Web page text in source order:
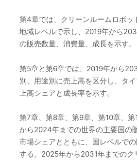
第4章では、クリーンルームロボッ
地域レベルで示し、2019年から
の販売数量、消費量、成長を示す。
第5章と第6章では、2019年から
別、用途別に売上高を区分し、タ
上高シェアと成長率を示す。
第7章、第8章、第9章、第10章、
から2024年までの世界の主要国の
市場シェアとともに、国レベルで
する。2025年から2031年までのク